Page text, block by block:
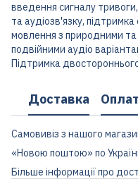
введення сигналу
та аудіозв'язку,
мовлення з природними
подвійними аудіо
Підтримка
Доставка
Самовивіз з нашого
«Новою поштою» по
Більше інформації про